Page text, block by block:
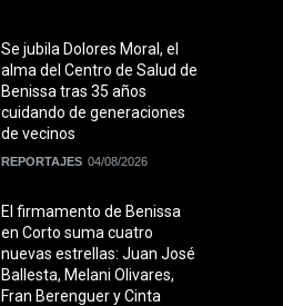
Se jubila Dolores Moral, el
alma del Centro de Salud de
Benissa tras 35 años
cuidando de generaciones
de vecinos
REPORTAJES 04/08/2026
El firmamento de Benissa
en Corto suma cuatro
nuevas estrellas: Juan José
Ballesta, Melani Olivares,
Fran Berenguer y Cinta